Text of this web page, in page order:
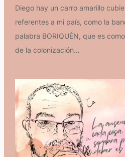
Diego hay un carro amarillo
referentes a mi país, como la
palabra BORIQUÉN, que es
de la colonización…